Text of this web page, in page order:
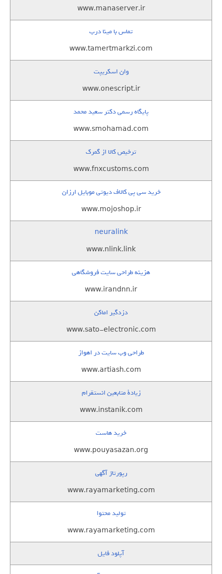
www.manaserver.ir
تماس با مینا درب
www.tamertmarkzi.com
وان اسکریپت
www.onescript.ir
پایگاه رسمی دکتر سعید محمد
www.smohamad.com
ترخیص کالا از گمرک
www.fnxcustoms.com
خرید سی پی کالاف دیوتی موبایل ارزان
www.mojoshop.ir
neuralink
www.nlink.link
هزینه طراحی سایت فروشگاهی
www.irandnn.ir
دزدگیر اماکن
www.sato-electronic.com
طراحی وب سایت در اهواز
www.artiash.com
زيادة متابعين انستقرام
www.instanik.com
خرید هاست
www.pouyasazan.org
رپورتاژ آگهی
www.rayamarketing.com
تولید محتوا
www.rayamarketing.com
آپلود فایل